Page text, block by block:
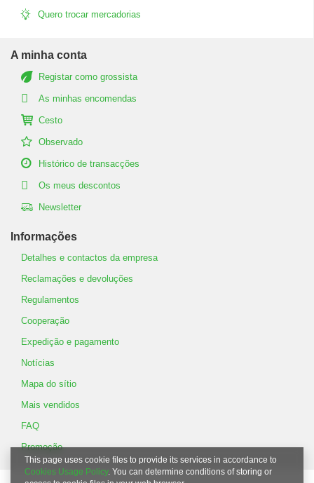
Quero trocar mercadorias
A minha conta
Registar como grossista
As minhas encomendas
Cesto
Observado
Histórico de transacções
Os meus descontos
Newsletter
Informações
Detalhes e contactos da empresa
Reclamações e devoluções
Regulamentos
Cooperação
Expedição e pagamento
Notícias
Mapa do sítio
Mais vendidos
FAQ
Promoção
This page uses cookie files to provide its services in accordance to
Cookies Usage Policy. You can determine conditions of storing or